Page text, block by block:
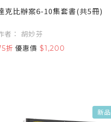
克比辦案6-10集套書(共5冊)
作者： 胡妙芬
折 優惠價 $1,200
新品